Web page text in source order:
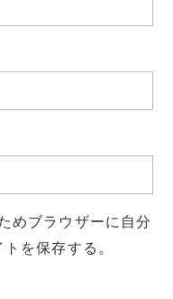
めブラウザーに自分
を保存する。